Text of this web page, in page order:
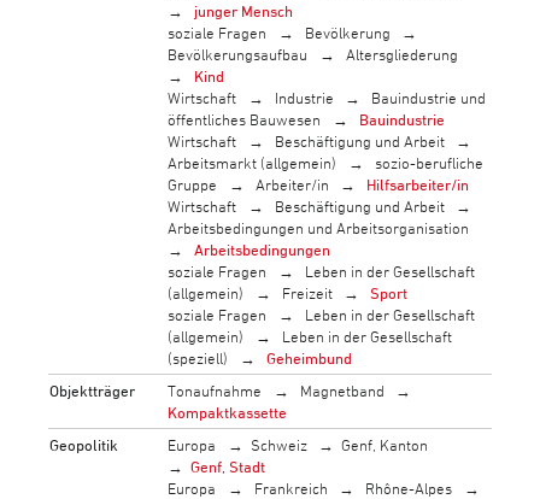
junger Mensch
soziale Fragen
Bevölkerung
Bevölkerungsaufbau
Altersgliederung
Kind
Wirtschaft
Industrie
Bauindustrie und
öffentliches Bauwesen
Bauindustrie
Wirtschaft
Beschäftigung und Arbeit
Arbeitsmarkt (allgemein)
sozio-berufliche
Gruppe
Arbeiter/in
Hilfsarbeiter/in
Wirtschaft
Beschäftigung und Arbeit
Arbeitsbedingungen und Arbeitsorganisation
Arbeitsbedingungen
soziale Fragen
Leben in der Gesellschaft
(allgemein)
Freizeit
Sport
soziale Fragen
Leben in der Gesellschaft
(allgemein)
Leben in der Gesellschaft
(speziell)
Geheimbund
Objektträger
Tonaufnahme
Magnetband
Kompaktkassette
Geopolitik
Europa Schweiz
Genf, Kanton
Genf, Stadt
Europa
Frankreich
Rhône-Alpes